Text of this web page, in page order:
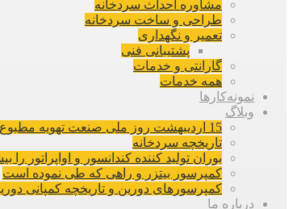
مشاوره احداث سردخانه
طراحی و ساخت سردخانه
تعمیر و نگهداری
پشتیبانی فنی
گارانتی و خدمات
همه خدمات
نمونه‌کارها
وبلاگ
15 اردیبهشت روز ملی صنعت تهویه مطبوع
تاریخچه سردخانه
بوران تولید کننده کندانسور و اواپراتور را
کمپرسور بیتزر و راهی که طی نموده است
کمپرسورهای دورین و تاریخچه کمپانی
درباره ما